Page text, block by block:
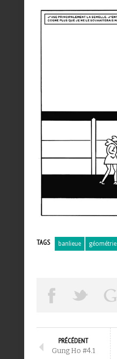
TAGS banlieue géométrie
PRÉCÉDENT
Gung Ho #4.1